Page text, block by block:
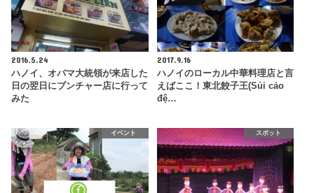
2016.5.24
ハノイ、オバマ大統領が来店した
日の翌日にブンチャー店に行って
みた
2017.9.16
ハノイのローカル中華料理店と言
えばここ！東北餃子王(Sủi cảo
đệ…
イベント スポット